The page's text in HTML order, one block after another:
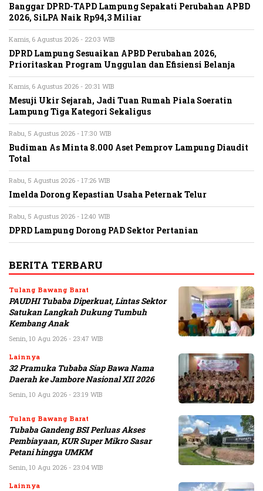
Banggar DPRD-TAPD Lampung Sepakati Perubahan APBD
2026, SiLPA Naik Rp94,3 Miliar
Kamis, 6 Agustus 2026 - 22:03 WIB
DPRD Lampung Sesuaikan APBD Perubahan 2026,
Prioritaskan Program Unggulan dan Efisiensi Belanja
Kamis, 6 Agustus 2026 - 20:31 WIB
Mesuji Ukir Sejarah, Jadi Tuan Rumah Piala Soeratin
Lampung Tiga Kategori Sekaligus
Rabu, 5 Agustus 2026 - 17:30 WIB
Budiman As Minta 8.000 Aset Pemprov Lampung Diaudit
Total
Rabu, 5 Agustus 2026 - 17:26 WIB
Imelda Dorong Kepastian Usaha Peternak Telur
Rabu, 5 Agustus 2026 - 12:40 WIB
DPRD Lampung Dorong PAD Sektor Pertanian
BERITA TERBARU
Tulang Bawang Barat
PAUDHI Tubaba Diperkuat, Lintas Sektor
Satukan Langkah Dukung Tumbuh
Kembang Anak
Senin, 10 Agu 2026 - 23:47 WIB
Lainnya
32 Pramuka Tubaba Siap Bawa Nama
Daerah ke Jambore Nasional XII 2026
Senin, 10 Agu 2026 - 23:19 WIB
Tulang Bawang Barat
Tubaba Gandeng BSI Perluas Akses
Pembiayaan, KUR Super Mikro Sasar
Petani hingga UMKM
Senin, 10 Agu 2026 - 23:04 WIB
Lainnya